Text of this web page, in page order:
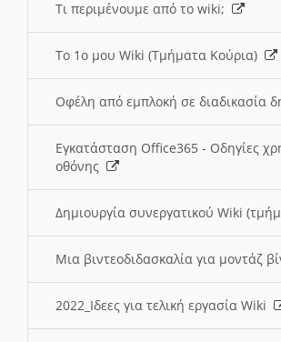
Τι περιμένουμε από το wiki;
Το 1ο μου Wiki (Τμήματα Κούρια)
Οφέλη από εμπλοκή σε διαδικασία
Εγκατάσταση Office365 - Οδηγίες
οθόνης
Δημιουργία συνεργατικού Wiki
Μια βιντεοδιδασκαλία για μοντάζ
2022_Ιδεες για τελική εργασία Wiki